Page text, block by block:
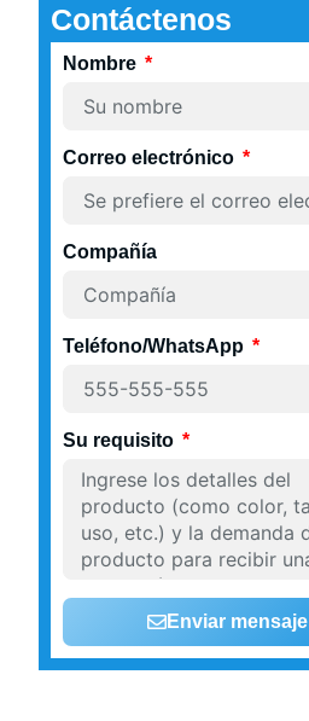
Contáctenos
Nombre
Correo electrónico
Compañía
Teléfono/WhatsApp
Su requisito
Enviar mensaje